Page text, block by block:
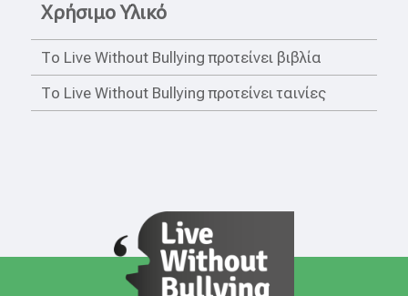
Χρήσιμο Υλικό
Το Live Without Bullying προτείνει βιβλία
Το Live Without Bullying προτείνει ταινίες